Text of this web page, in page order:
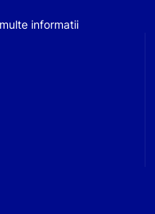
informatii